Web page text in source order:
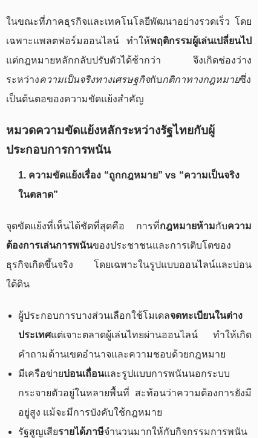
ในขณะที่ภาคธุรกิจและเทคโนโลยีพัฒนาอย่างรวดเร็ว โดย
เฉพาะแพลตฟอร์มออนไลน์ ทำให้พฤติกรรมผู้เล่นเปลี่ยนไป
แต่กฎหมายหลักกลับปรับตัวได้ช้ากว่า จึงเกิดช่องว่าง
ระหว่างความเป็นจริงทางเศรษฐกิจกับกติกาทางกฎหมายซึ่ง
เป็นต้นตอของความขัดแย้งสำคัญ
หมวดความขัดแย้งหลักระหว่างรัฐไทยกับผู้
ประกอบการการพนัน
1. ความขัดแย้งเรื่อง “ถูกกฎหมาย” vs “ความเป็นจริง
ในตลาด”
จุดขัดแย้งที่เห็นได้ชัดที่สุดคือ การที่กฎหมายห้ามกับความ
ต้องการเล่นการพนันของประชาชนและการเติบโตของ
ธุรกิจเกิดขึ้นจริง โดยเฉพาะในรูปแบบออนไลน์และบ่อน
ใต้ดิน
ผู้ประกอบการบางส่วนเลือกใช้โมเดลจดทะเบียนในต่าง
ประเทศแต่เจาะตลาดผู้เล่นไทยผ่านออนไลน์ ทำให้เกิด
คำถามด้านเขตอำนาจและความชอบด้วยกฎหมาย
มีเครือข่ายบ่อนเถื่อนและรูปแบบการพนันนอกระบบ
กระจายตัวอยู่ในหลายพื้นที่ สะท้อนว่าความต้องการยังมี
อยู่สูง แม้จะมีการบังคับใช้กฎหมาย
รัฐสูญเสียรายได้ภาษีจำนวนมากให้กับกิจกรรมการพนัน